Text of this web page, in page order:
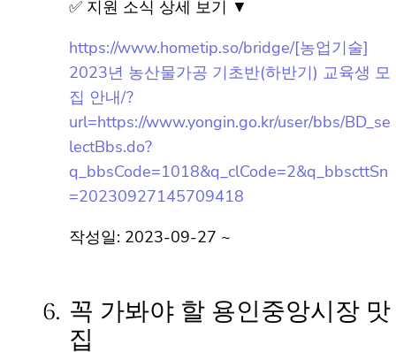
✅ 지원 소식 상세 보기 ▼
https://www.hometip.so/bridge/[농업기술]
2023년 농산물가공 기초반(하반기) 교육생
모집 안내/?
url=https://www.yongin.go.kr/user/bbs/BD_
selectBbs.do?
q_bbsCode=1018&q_clCode=2&q_bbsctt
Sn=20230927145709418